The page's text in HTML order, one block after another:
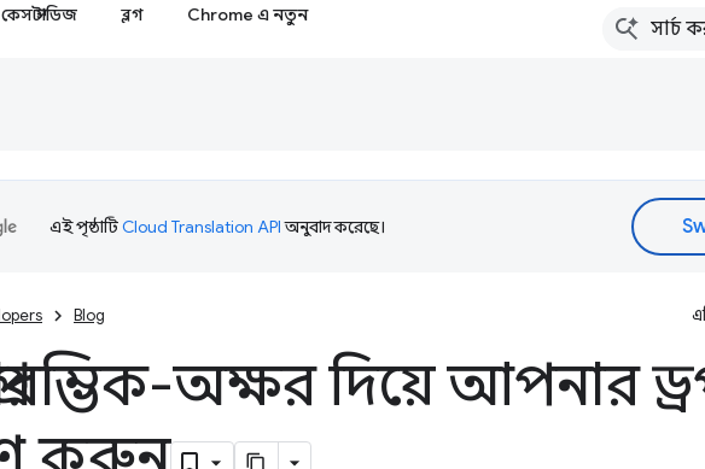
কেস স্টাডিজ ব্লগ Chrome এ নতুন
এই পৃষ্ঠাটিCloud Translation APIঅনুবাদ করেছে।
Blog
অক্ষর দিয়ে আপনার